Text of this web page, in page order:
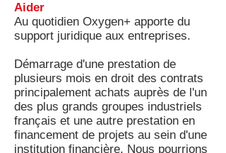
Aider
Au quotidien Oxygen+ apporte du
support juridique aux entreprises.
Démarrage d'une prestation de
plusieurs mois en droit des contrats
principalement achats auprès de l'un
des plus grands groupes industriels
français et une autre prestation en
financement de projets au sein d'une
institution financière. Nous pourrions